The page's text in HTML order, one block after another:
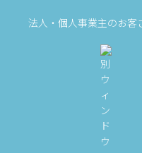
法人・個人事業主のお客